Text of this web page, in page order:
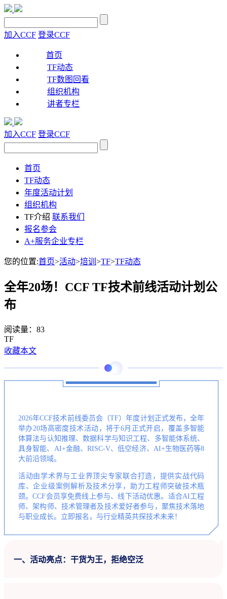
加入CCF 登录CCF
首页
TF动态
TF数图回看
组织机构
讲者专栏
加入CCF 登录CCF
首页
TF动态
年度活动计划
组织机构
TF介绍 联系我们
报名参会
A+服务企业专栏
您的位置:首页>活动>培训 >TF>TF动态
全年20场！CCF TF技术前线活动计划公
布
阅读量： 83
TF
收藏本文
2026年CCF技术前线委员会（TF）年度计划正式发布，全年
举办20场高密度技术活动，将于6月正式开启，覆盖多智能
体算法与认知推理、数据科学与知识工程、多智能体系统、
具身智能、AI+金融、RISC-V、低空经济、AI+生物医药等8
大前沿领域。
活动由学术界与工业界顶尖专家联合打造，提供实战代码
库、企业级案例解析及技术分享，助力工程师突破技术瓶
颈。CCF会员享免费线上参与、线下活动优惠。适合AI工程
师、架构师、技术管理者及技术爱好者参与，聚焦技术落地
与职业成长。立即报名，与行业精英共探技术未来！
一、活动亮点：干货为王，拒绝空泛